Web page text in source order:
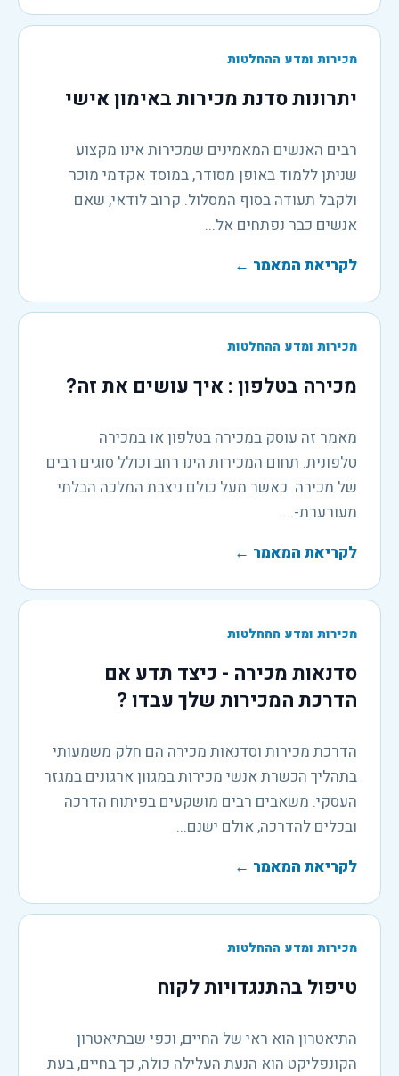
מכירות ומדע ההחלטות
יתרונות סדנת מכירות באימון אישי
רבים האנשים המאמינים שמכירות אינו מקצוע
שניתן ללמוד באופן מסודר, במוסד אקדמי מוכר
ולקבל תעודה בסוף המסלול. קרוב לודאי, שאם
אנשים כבר נפתחים אל...
לקריאת המאמר ←
מכירות ומדע ההחלטות
מכירה בטלפון : איך עושים את זה?
מאמר זה עוסק במכירה בטלפון או במכירה
טלפונית. תחום המכירות הינו רחב וכולל סוגים רבים
של מכירה. כאשר מעל כולם ניצבת המלכה הבלתי
מעורערת-...
לקריאת המאמר ←
מכירות ומדע ההחלטות
סדנאות מכירה - כיצד תדע אם
הדרכת המכירות שלך עבדו ?
הדרכת מכירות וסדנאות מכירה הם חלק משמעותי
בתהליך הכשרת אנשי מכירות במגוון ארגונים במגזר
העסקי. משאבים רבים מושקעים בפיתוח הדרכה
ובכלים להדרכה, אולם ישנם...
לקריאת המאמר ←
מכירות ומדע ההחלטות
טיפול בהתנגדויות לקוח
התיאטרון הוא ראי של החיים, וכפי שבתיאטרון
הקונפליקט הוא הנעת העלילה כולה, כך בחיים, בעת